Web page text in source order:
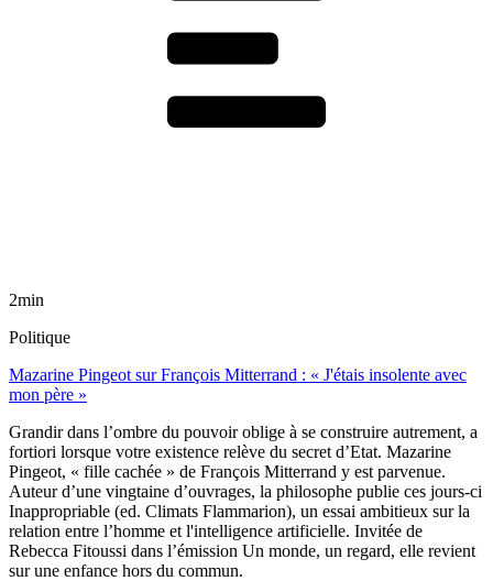
2min
Politique
Mazarine Pingeot sur François Mitterrand : « J'étais insolente avec
mon père »
Grandir dans l’ombre du pouvoir oblige à se construire autrement, a
fortiori lorsque votre existence relève du secret d’Etat. Mazarine
Pingeot, « fille cachée » de François Mitterrand y est parvenue.
Auteur d’une vingtaine d’ouvrages, la philosophe publie ces jours-ci
Inappropriable (ed. Climats Flammarion), un essai ambitieux sur la
relation entre l’homme et l'intelligence artificielle. Invitée de
Rebecca Fitoussi dans l’émission Un monde, un regard, elle revient
sur une enfance hors du commun.